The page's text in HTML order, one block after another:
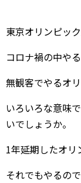
東京オリンピッ
コロナ禍の中や
無観客でやるオリ
いろいろな意味
いでしょうか。
1年延期したオリ
それでもやるの